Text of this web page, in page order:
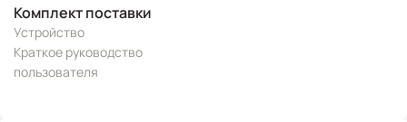
Комплект поставки
Устройство
Краткое руководство
пользователя